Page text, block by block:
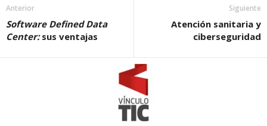
Anterior
Software Defined Data
Center:sus ventajas
Siguiente
Atención sanitaria y
ciberseguridad